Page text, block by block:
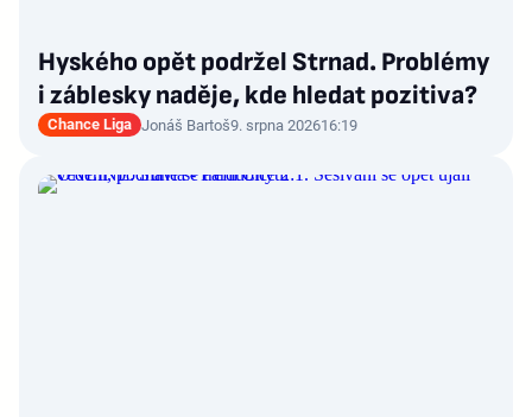
Hyského opět podržel Strnad. Problémy
i záblesky naděje, kde hledat pozitiva?
Chance Liga Jonáš Bartoš9. srpna 202616:19